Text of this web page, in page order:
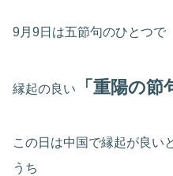
9月9日は五節句のひとつで
縁起の良い 「重陽の節
この日は中国で縁起が良い
うち